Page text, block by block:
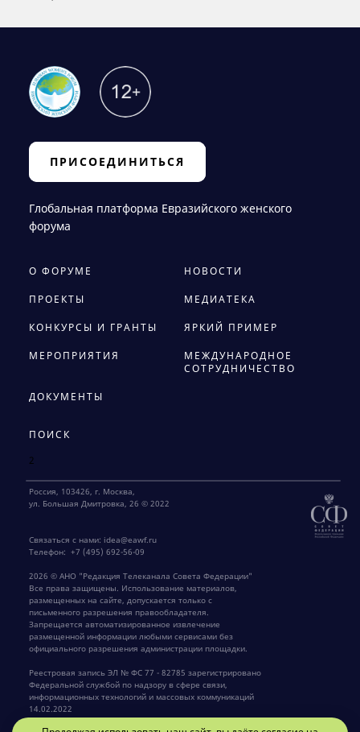
ПРИСОЕДИНИТЬСЯ
Глобальная платформа Евразийского женского
форума
О ФОРУМЕ НОВОСТИ
ПРОЕКТЫ МЕДИАТЕКА
КОНКУРСЫ И ГРАНТЫ ЯРКИЙ ПРИМЕР
МЕРОПРИЯТИЯ
МЕЖДУНАРОДНОЕ
СОТРУДНИЧЕСТВО
ДОКУМЕНТЫ
ПОИСК
2
2026 © АНО "Редакция Телеканала Совета Федерации"
Все права защищены. Использование материалов,
размещенных на сайте, допускается только с
письменного разрешения правообладателя.
Запрещается автоматизированное извлечение
размещенной информации любыми сервисами без
официального разрешения администрации площадки.
Реестровая запись ЭЛ № ФС 77 - 82785 зарегистрировано
Федеральной службой по надзору в сфере связи,
информационных технологий и массовых коммуникаций
14.02.2022
Россия, 103426, г. Москва,
ул. Большая Дмитровка, 26 © 2022
Связаться с нами: idea@eawf.ru
Телефон: +7 (495) 692-56-09